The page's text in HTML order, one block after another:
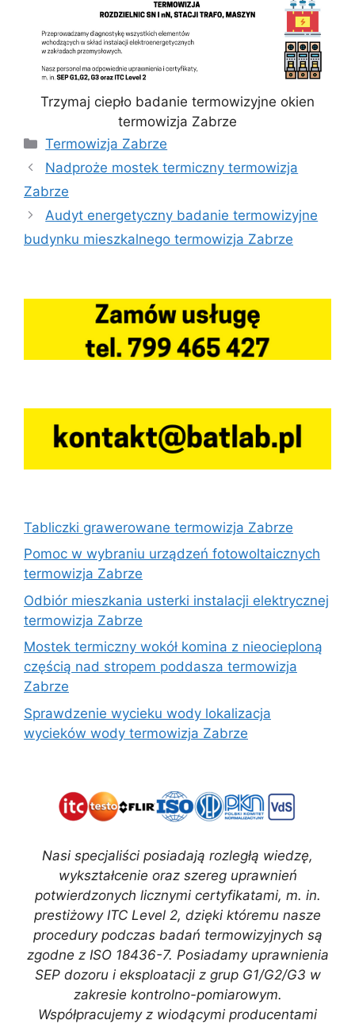
Trzymaj ciepło badanie termowizyjne okien
termowizja Zabrze
Kategorie
Termowizja Zabrze
Nadproże mostek termiczny termowizja
Zabrze
Audyt energetyczny badanie termowizyjne
budynku mieszkalnego termowizja Zabrze
Tabliczki grawerowane termowizja Zabrze
Pomoc w wybraniu urządzeń fotowoltaicznych
termowizja Zabrze
Odbiór mieszkania usterki instalacji elektrycznej
termowizja Zabrze
Mostek termiczny wokół komina z nieocieploną
częścią nad stropem poddasza termowizja
Zabrze
Sprawdzenie wycieku wody lokalizacja
wycieków wody termowizja Zabrze
Nasi specjaliści posiadają rozległą wiedzę,
wykształcenie oraz szereg uprawnień
potwierdzonych licznymi certyfikatami, m. in.
prestiżowy ITC Level 2, dzięki któremu nasze
procedury podczas badań termowizyjnych są
zgodne z ISO 18436-7. Posiadamy uprawnienia
SEP dozoru i eksploatacji z grup G1/G2/G3 w
zakresie kontrolno-pomiarowym.
Współpracujemy z wiodącymi producentami